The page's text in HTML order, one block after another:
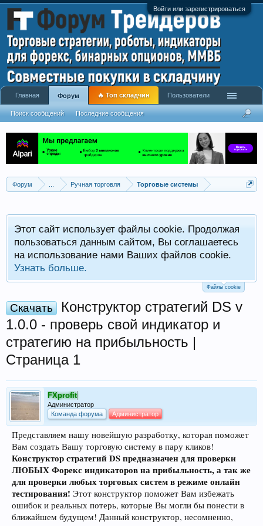
Войти или зарегистрироваться
Форум Ручная торговля Торговые системы
Этот сайт использует файлы cookie. Продолжая
пользоваться данным сайтом, Вы соглашаетесь
на использование нами Ваших файлов cookie.
Узнать больше.
Файлы cookie
Скачать
Конструктор стратегий DS v
1.0.0 - проверь свой индикатор и
стратегию на прибыльность |
Страница 1
FXprofit
Администратор
Команда форума
Администратор
Представляем нашу новейшую разработку, которая поможет
Вам создать Вашу торговую систему в пару кликов!
Конструктор стратегий DS предназначен для проверки
ЛЮБЫХ Форекс индикаторов на прибыльность, а так же
для проверки любых торговых систем в режиме онлайн
тестирования! Этот конструктор поможет Вам избежать
ошибок и реальных потерь, которые Вы могли бы понести в
ближайшем будущем! Данный конструктор, несомненно,
Главная Форум
Поиск сообщений Последние сообщения
🔥 Топ складчин Пользователи